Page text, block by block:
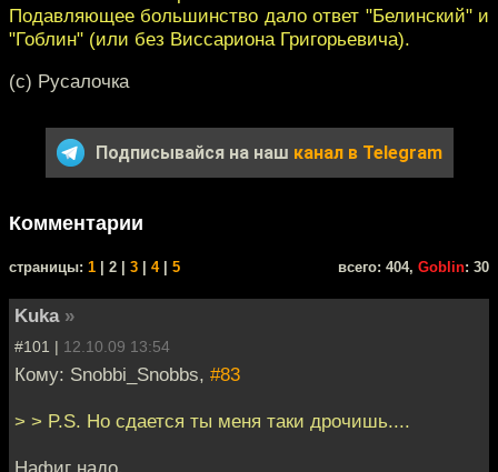
Подавляющее большинство дало ответ "Белинский" и
"Гоблин" (или без Виссариона Григорьевича).
(c) Русалочка
Подписывайся на наш канал в Telegram
Комментарии
cтраницы: 1 | 2 | 3 4| 5 всего: 404, Goblin: 30
Kuka »
#101 | 12.10.09 13:54
Кому: Snobbi_Snobbs, #83
> > P.S. Но сдается ты меня таки дрочишь....